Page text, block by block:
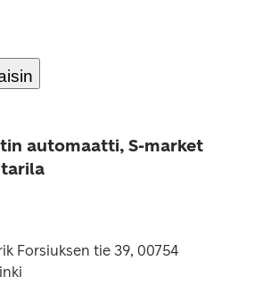
automaatti, S-market
Forsiuksen tie 39, 00754